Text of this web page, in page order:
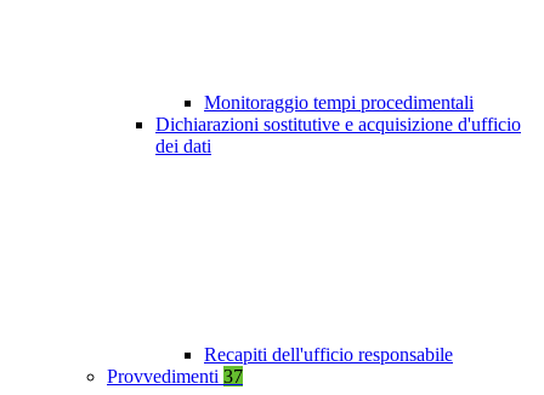
Monitoraggio tempi procedimentali
Dichiarazioni sostitutive e acquisizione d'ufficio
dei dati
Recapiti dell'ufficio responsabile
Provvedimenti 37